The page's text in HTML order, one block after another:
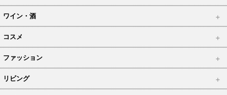
ワイン・酒
コスメ
ファッション
リビング